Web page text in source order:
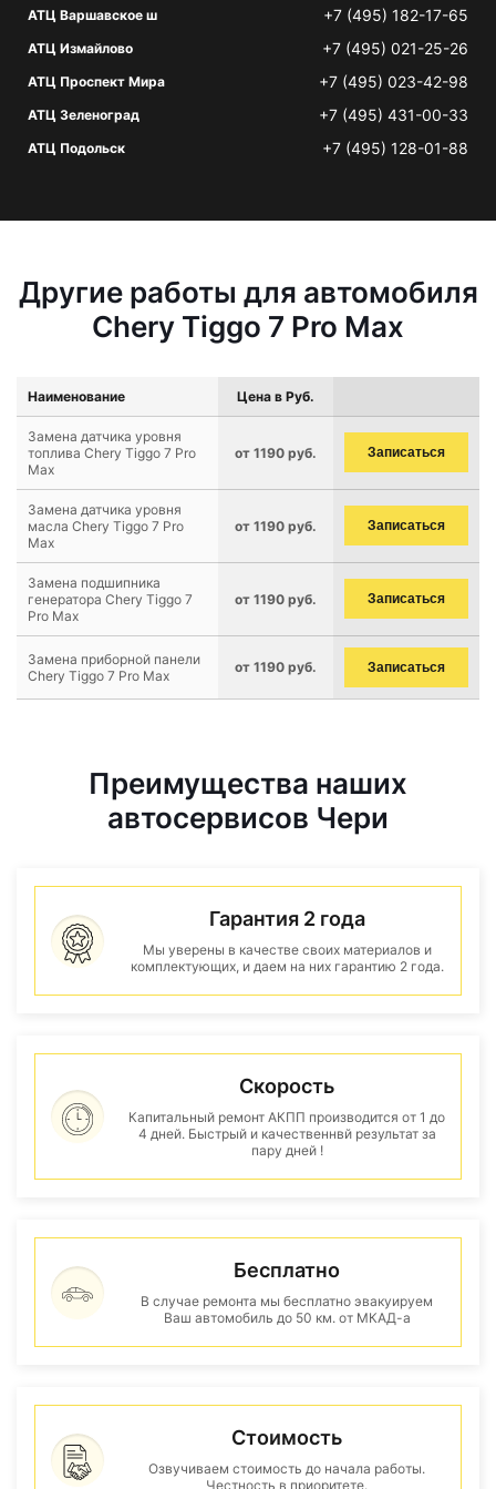
АТЦ Варшавское ш +7 (495) 182-17-65
АТЦ Измайлово +7 (495) 021-25-26
АТЦ Проспект Мира +7 (495) 023-42-98
АТЦ Зеленоград +7 (495) 431-00-33
АТЦ Подольск +7 (495) 128-01-88
Другие работы для автомобиля
Chery Tiggo 7 Pro Max
Наименование Цена в Руб.
Замена датчика уровня
топлива Chery Tiggo 7 Pro
Max
от 1190 руб. Записаться
Замена датчика уровня
масла Chery Tiggo 7 Pro
Max
от 1190 руб. Записаться
Замена подшипника
генератора Chery Tiggo 7
Pro Max
от 1190 руб. Записаться
Замена приборной панели
Chery Tiggo 7 Pro Max
от 1190 руб. Записаться
Преимущества наших
автосервисов Чери
Гарантия 2 года
Мы уверены в качестве своих материалов и
комплектующих, и даем на них гарантию 2 года.
Скорость
Капитальный ремонт АКПП производится от 1 до
4 дней. Быстрый и качественнвй результат за
пару дней !
Бесплатно
В случае ремонта мы бесплатно эвакуируем
Ваш автомобиль до 50 км. от МКАД-а
Стоимость
Озвучиваем стоимость до начала работы.
Честность в приоритете.